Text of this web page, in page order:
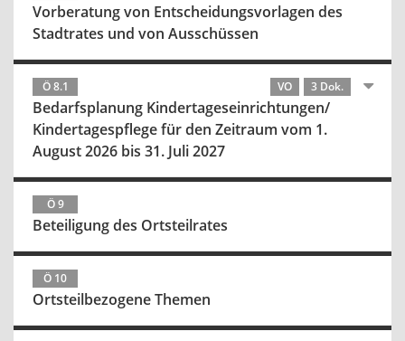
Vorberatung von Entscheidungsvorlagen des
Stadtrates und von Ausschüssen
Ö 8.1 VO 3 Dok.
Bedarfsplanung Kindertageseinrichtungen/
Kindertagespflege für den Zeitraum vom 1.
August 2026 bis 31. Juli 2027
Ö 9
Beteiligung des Ortsteilrates
Ö 10
Ortsteilbezogene Themen